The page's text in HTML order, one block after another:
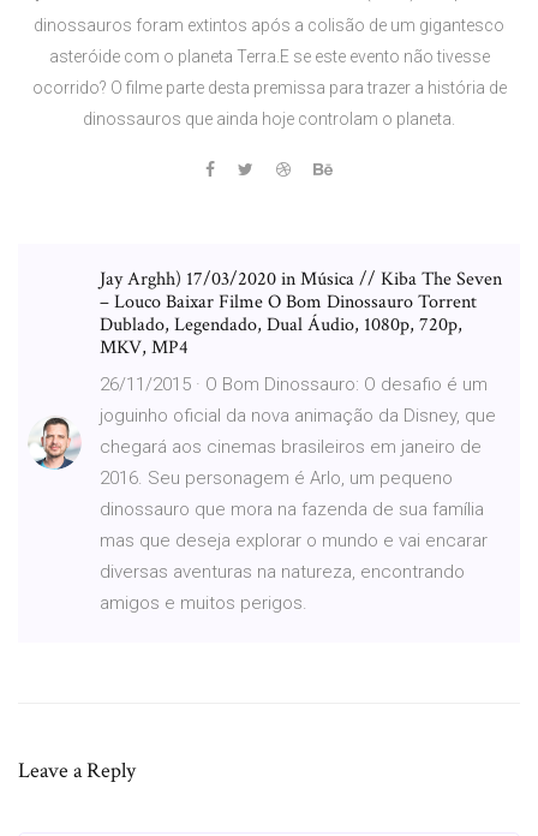
dinossauros foram extintos após a colisão de um gigantesco
asteróide com o planeta Terra.E se este evento não tivesse
ocorrido? O filme parte desta premissa para trazer a história de
dinossauros que ainda hoje controlam o planeta.
Jay Arghh) 17/03/2020 in Música // Kiba The Seven
– Louco Baixar Filme O Bom Dinossauro Torrent
Dublado, Legendado, Dual Áudio, 1080p, 720p,
MKV, MP4
26/11/2015 · O Bom Dinossauro: O desafio é um
joguinho oficial da nova animação da Disney, que
chegará aos cinemas brasileiros em janeiro de
2016. Seu personagem é Arlo, um pequeno
dinossauro que mora na fazenda de sua família
mas que deseja explorar o mundo e vai encarar
diversas aventuras na natureza, encontrando
amigos e muitos perigos.
Leave a Reply